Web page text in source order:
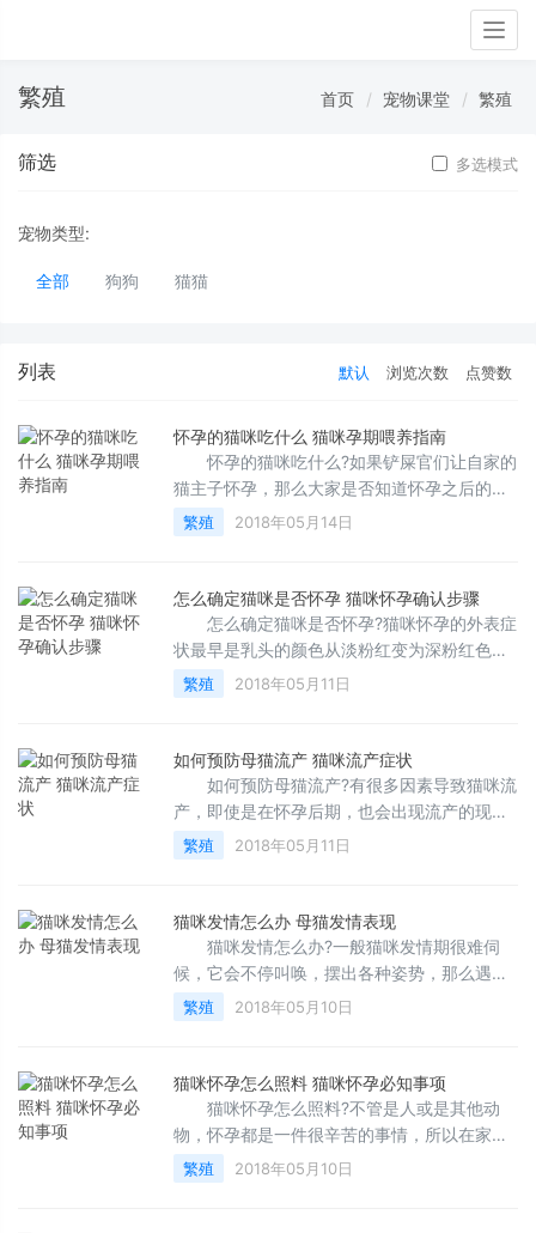
繁殖 首页 宠物课堂 繁殖
筛选 多选模式
宠物类型:
全部 狗狗 猫猫
列表 默认 浏览次数 点赞数
怀孕的猫咪吃什么 猫咪孕期喂养指南
怀孕的猫咪吃什么?如果铲屎官们让自家的
猫主子怀孕，那么大家是否知道怀孕之后的猫
咪如何喂养，不清楚的铲屎官可以看看本
文。 怎么养怀孕的猫
繁殖 2018年05月14日
怎么确定猫咪是否怀孕 猫咪怀孕确认步骤
怎么确定猫咪是否怀孕?猫咪怀孕的外表症
状最早是乳头的颜色从淡粉红变为深粉红色，
并且猫咪也会变懒，大家可以根据这些来确认
是否怀孕。 在交
繁殖 2018年05月11日
如何预防母猫流产 猫咪流产症状
如何预防母猫流产?有很多因素导致猫咪流
产，即使是在怀孕后期，也会出现流产的现
象，那么想要猫主子安全度过孕期要注意哪些
问题? 一、猫咪为什
繁殖 2018年05月11日
猫咪发情怎么办 母猫发情表现
猫咪发情怎么办?一般猫咪发情期很难伺
候，它会不停叫唤，摆出各种姿势，那么遇到
母猫发情我们应该要怎么做比较好? 发情很
难受吗 猫在发情时
繁殖 2018年05月10日
猫咪怀孕怎么照料 猫咪怀孕必知事项
猫咪怀孕怎么照料?不管是人或是其他动
物，怀孕都是一件很辛苦的事情，所以在家里
猫咪怀孕的时候，我们都要认真照料猫
咪。 猫猫怀孕是特殊的时
繁殖 2018年05月10日